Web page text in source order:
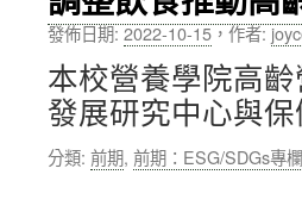
中
科
會
111
年
度
大
館
邱
子
恒
館
長
當
發佈日期:2022-10-15，作者:
本校營養學院高
發展研究中心與
分類: 前期, 前期：ESG/SDGs專欄